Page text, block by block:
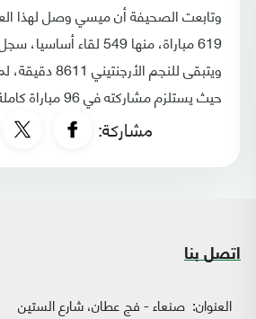
وتابعت الصحيفة أن ميسي وصل لهذا
ويتبقى للنجم
حيث يستلزم مشاركته في 96 مباراة كاملة.
مشاركة:
اتصل بنا
العنوان: صنعاء - فج عطان، شارع الستين